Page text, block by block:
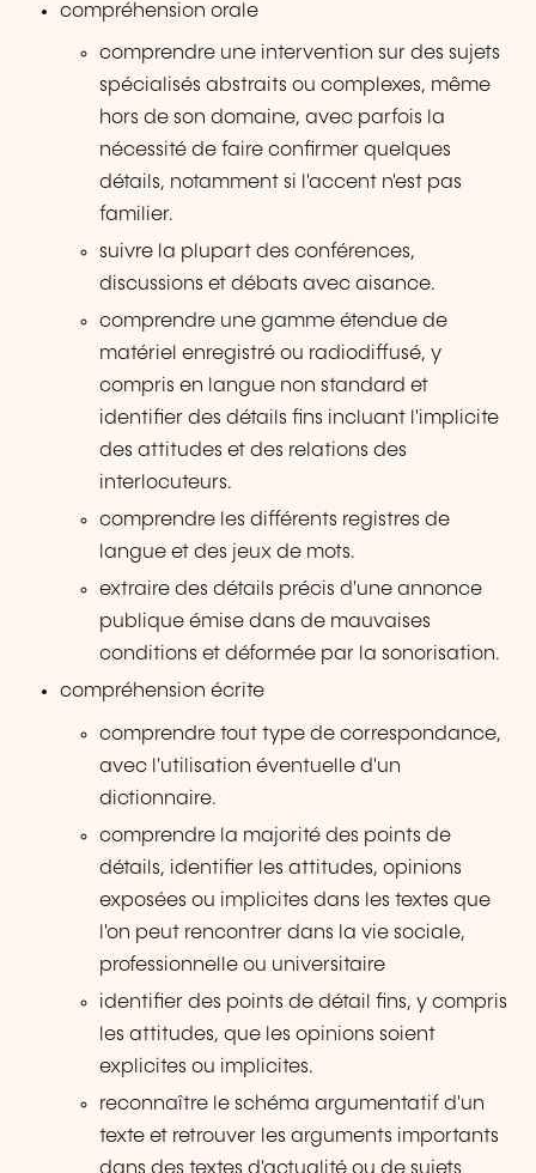
compréhension orale
comprendre une intervention sur des sujets
spécialisés abstraits ou complexes, même
hors de son domaine, avec parfois la
nécessité de faire confirmer quelques
détails, notamment si l'accent n'est pas
familier.
suivre la plupart des conférences,
discussions et débats avec aisance.
comprendre une gamme étendue de
matériel enregistré ou radiodiffusé, y
compris en langue non standard et
identifier des détails fins incluant l'implicite
des attitudes et des relations des
interlocuteurs.
comprendre les différents registres de
langue et des jeux de mots.
extraire des détails précis d'une annonce
publique émise dans de mauvaises
conditions et déformée par la sonorisation.
compréhension écrite
comprendre tout type de correspondance,
avec l'utilisation éventuelle d'un
dictionnaire.
comprendre la majorité des points de
détails, identifier les attitudes, opinions
exposées ou implicites dans les textes que
l'on peut rencontrer dans la vie sociale,
professionnelle ou universitaire
identifier des points de détail fins, y compris
les attitudes, que les opinions soient
explicites ou implicites.
reconnaître le schéma argumentatif d'un
texte et retrouver les arguments importants
dans des textes d'actualité ou de sujets